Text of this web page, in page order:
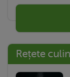
Rețete